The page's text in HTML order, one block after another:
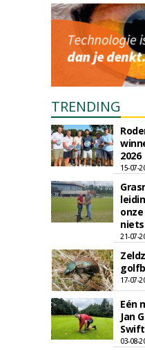
TRENDING
2026
15-07-
21-07-
17-07-
Eén
Jan
03-08-